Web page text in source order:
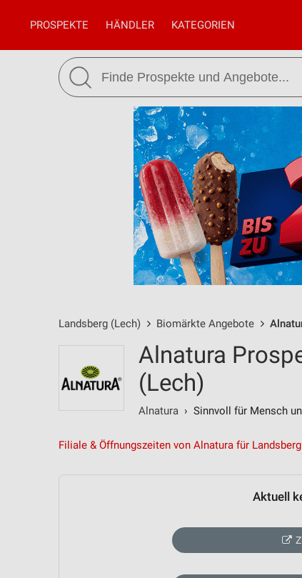
PROSPEKTE HÄNDLER KATEGORIEN
Landsberg (Lech) Biomärkte Angebote
Alnatura
(Lech)
Alnatura › Sinnvoll für Mensch
Filiale & Öffnungszeiten von Alnatura für
Aktuell